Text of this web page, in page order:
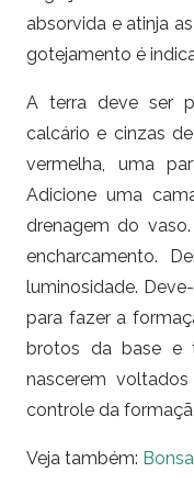
absorvida e atinja
gotejamento é
A terra deve ser
calcário e cinzas
vermelha, uma
Adicione uma
drenagem do
encharcamento.
luminosidade.
para fazer a
brotos da base e
nascerem
controle da
Veja também: